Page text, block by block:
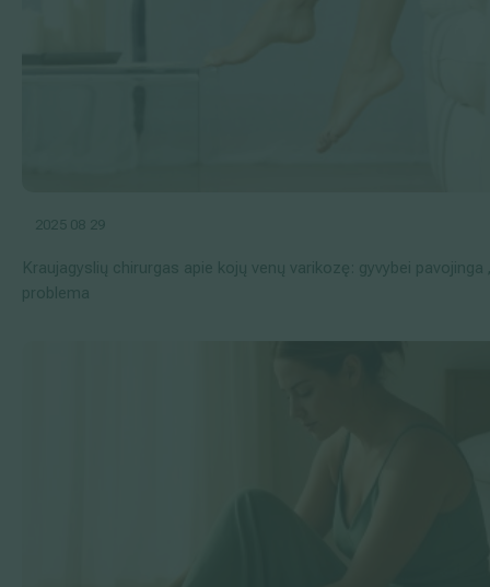
2025 08 29
Kraujagyslių chirurgas apie kojų venų varikozę: gyvybei pavojinga
problema